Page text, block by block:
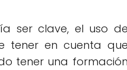
ser clave, el uso de
tener en cuenta que
tener una formación